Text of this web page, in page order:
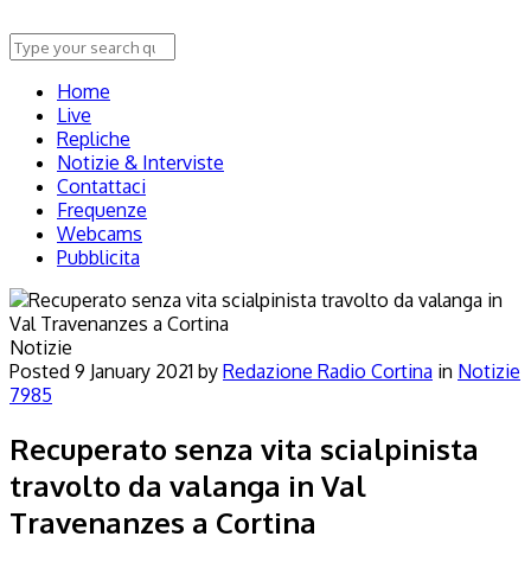
Home
Live
Repliche
Notizie & Interviste
Contattaci
Frequenze
Webcams
Pubblicita
Notizie
Posted 9 January 2021 by Redazione Radio Cortina in Notizie
7985
Recuperato senza vita scialpinista
travolto da valanga in Val
Travenanzes a Cortina